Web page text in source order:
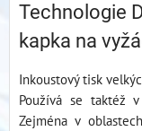
Technologie
kapka na
Inkoustový tisk
Používá se taktéž
Zejména v